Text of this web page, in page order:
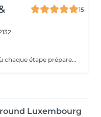
15
Un rituel complet dédié au visage, où chaque étape prépare la suivante. Nettoyage en douceur, masque actif, puis le massage lift japonais ancestral aux mouvements précis et enveloppants, qui sculpte les traits, redessine l'ovale et relance la micro-circulation. Un art du geste transmis depuis des générations, pour un teint repulpé et un visage visiblement retendu dès la première séance.
Luxembourg